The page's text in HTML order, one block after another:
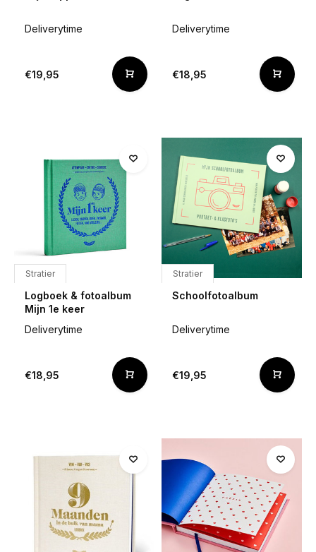
Deliverytime
€19,95
Deliverytime
€18,95
Stratier
Logboek & fotoalbum
Mijn 1e keer
Deliverytime
€18,95
Stratier
Schoolfotoalbum
Deliverytime
€19,95